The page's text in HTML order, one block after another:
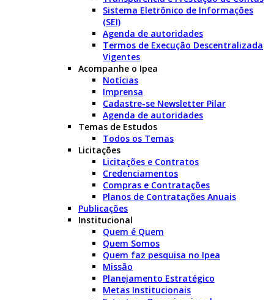
Sistema Eletrônico de Informações
(SEI)
Agenda de autoridades
Termos de Execução Descentralizada
Vigentes
Acompanhe o Ipea
Notícias
Imprensa
Cadastre-se Newsletter Pilar
Agenda de autoridades
Temas de Estudos
Todos os Temas
Licitações
Licitações e Contratos
Credenciamentos
Compras e Contratações
Planos de Contratações Anuais
Publicações
Institucional
Quem é Quem
Quem Somos
Quem faz pesquisa no Ipea
Missão
Planejamento Estratégico
Metas Institucionais